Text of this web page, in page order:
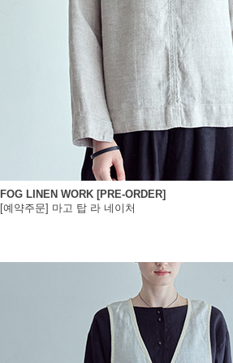
FOG LINEN WORK [PRE-ORDER]
[예약주문] 마고 탑 라 네이처